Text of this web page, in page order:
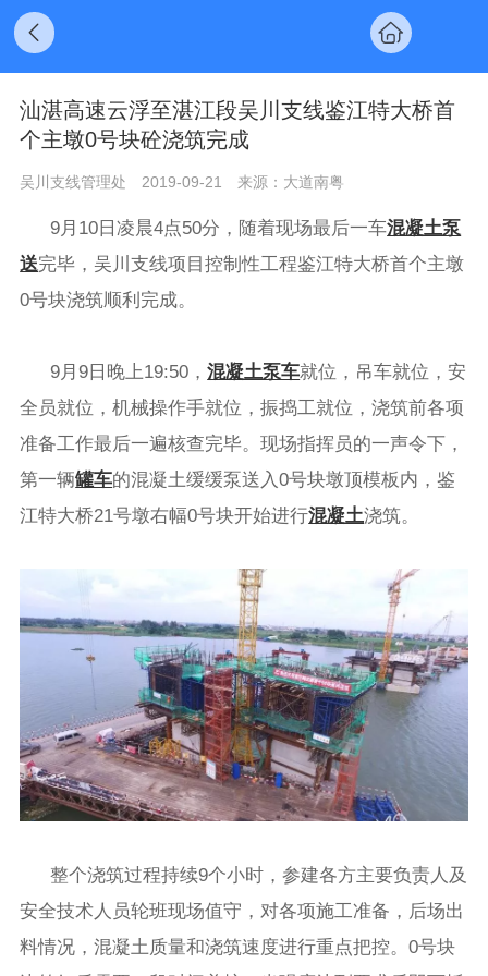
汕湛高速云浮至湛江段吴川支线鉴江特大桥首
个主墩0号块砼浇筑完成
吴川支线管理处 2019-09-21 来源：大道南粤
9月10日凌晨4点50分，随着现场最后一车混凝土泵
送完毕，吴川支线项目控制性工程鉴江特大桥首个主墩
0号块浇筑顺利完成。
9月9日晚上19:50，混凝土泵车就位，吊车就位，安
全员就位，机械操作手就位，振捣工就位，浇筑前各项
准备工作最后一遍核查完毕。现场指挥员的一声令下，
第一辆罐车的混凝土缓缓泵送入0号块墩顶模板内，鉴
江特大桥21号墩右幅0号块开始进行混凝土浇筑。
整个浇筑过程持续9个小时，参建各方主要负责人及
安全技术人员轮班现场值守，对各项施工准备，后场出
料情况，混凝土质量和浇筑速度进行重点把控。0号块